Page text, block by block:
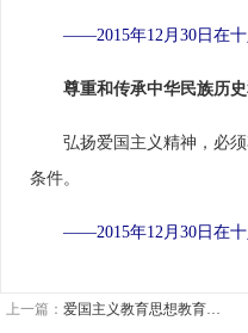
——2015年12月30日在
尊重和传承中华民族历
弘扬爱国主义精神，必须
条件。
——2015年12月30日在十
上一篇：爱国主义教育思想教育…